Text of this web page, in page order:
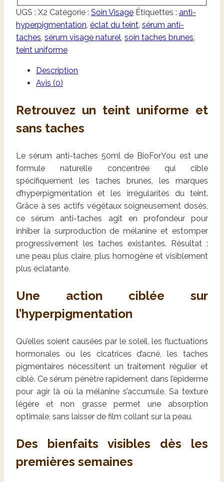
UGS : X2 Catégorie : Soin Visage Étiquettes : anti-
hyperpigmentation éclat du teint sérum anti-
taches sérum visage naturel soin taches brunes
teint uniforme
Description
Avis (0)
Retrouvez un teint uniforme et
sans taches
Le sérum anti-taches 50ml de BioForYou est une
formule naturelle concentrée qui cible
spécifiquement les taches brunes, les marques
d’hyperpigmentation et les irrégularités du teint.
Grâce à ses actifs végétaux soigneusement dosés,
ce sérum anti-taches agit en profondeur pour
inhiber la surproduction de mélanine et estomper
progressivement les taches existantes. Résultat :
une peau plus claire, plus homogène et visiblement
plus éclatante.
Une action ciblée sur
l’hyperpigmentation
Qu’elles soient causées par le soleil, les fluctuations
hormonales ou les cicatrices d’acné, les taches
pigmentaires nécessitent un traitement régulier et
ciblé. Ce sérum pénètre rapidement dans l’épiderme
pour agir là où la mélanine s’accumule. Sa texture
légère et non grasse permet une absorption
optimale, sans laisser de film collant sur la peau.
Des bienfaits visibles dès les
premières semaines